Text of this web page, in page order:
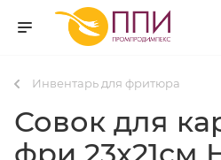
Инвентарь для фритюра
Совок для